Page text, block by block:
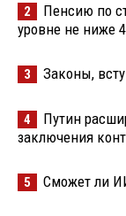
2
Пенсию по
уровне не ниже
3 Законы,
4
Путин
заключения
5 Сможет ли